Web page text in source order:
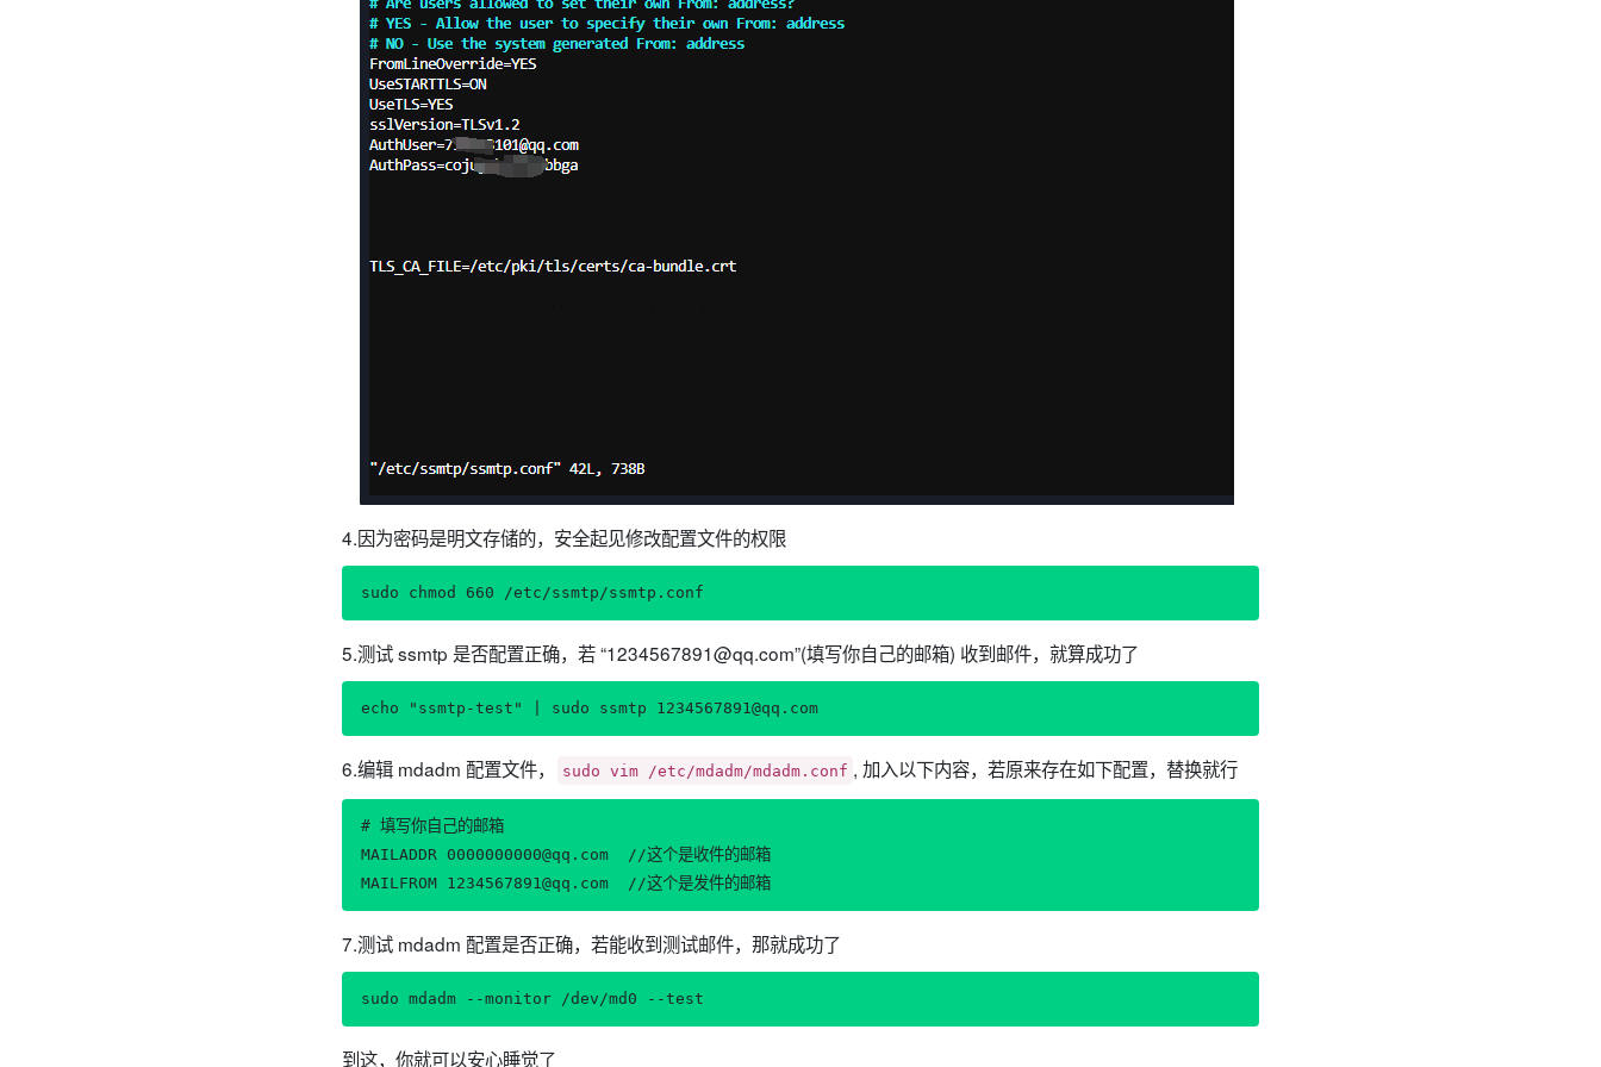
4.因为密码是明文存储的，安全起见修改配置文件的权限
sudo chmod 660 /etc/ssmtp/ssmtp.conf
5.测试 ssmtp 是否配置正确，若 “1234567891@qq.com”(填写你自己的邮箱) 收到邮件，就算成功了
echo "ssmtp-test" | sudo ssmtp 1234567891@qq.com
6.编辑 mdadm 配置文件， sudo vim /etc/mdadm/mdadm.conf , 加入以下内容，若原来存在如下配置，替换就行
# 填写你自己的邮箱
MAILADDR 0000000000@qq.com  //这个是收件的邮箱
7.测试 mdadm 配置是否正确，若能收到测试邮件，那就成功了
sudo mdadm --monitor /dev/md0 --test
到这，你就可以安心睡觉了